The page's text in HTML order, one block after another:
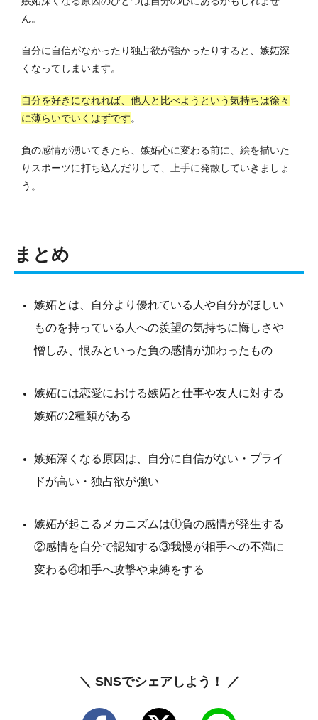
ん。
自分に自信がなかったり独占欲が強かったりすると、嫉妬深
くなってしまいます。
自分を好きになれれば、他人と比べようという気持ちは徐々
に薄らいでいくはずです。
負の感情が湧いてきたら、嫉妬心に変わる前に、絵を描いた
りスポーツに打ち込んだりして、上手に発散していきましょ
う。
まとめ
嫉妬とは、自分より優れている人や自分がほしい
ものを持っている人への羨望の気持ちに悔しさや
憎しみ、恨みといった負の感情が加わったもの
嫉妬には恋愛における嫉妬と仕事や友人に対する
嫉妬の2種類がある
嫉妬深くなる原因は、自分に自信がない・プライ
ドが高い・独占欲が強い
嫉妬が起こるメカニズムは①負の感情が発生する
②感情を自分で認知する③我慢が相手への不満に
変わる④相手へ攻撃や束縛をする
＼ SNSでシェアしよう！ ／